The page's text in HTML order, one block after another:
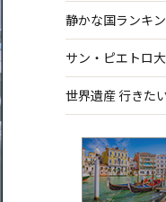
静かな国ランキ
サン・ピエトロ
世界遺産 行きた